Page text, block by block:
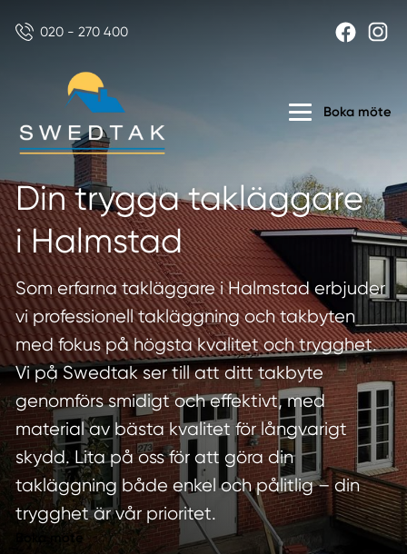
020 - 270 400
Boka möte
Din trygga takläggare
i Halmstad
Som erfarna takläggare i Halmstad erbjuder
vi professionell takläggning och takbyten
med fokus på högsta kvalitet och trygghet.
Vi på Swedtak ser till att ditt takbyte
genomförs smidigt och effektivt, med
material av bästa kvalitet för långvarigt
skydd. Lita på oss för att göra din
takläggning både enkel och pålitlig – din
trygghet är vår prioritet.
Boka möte